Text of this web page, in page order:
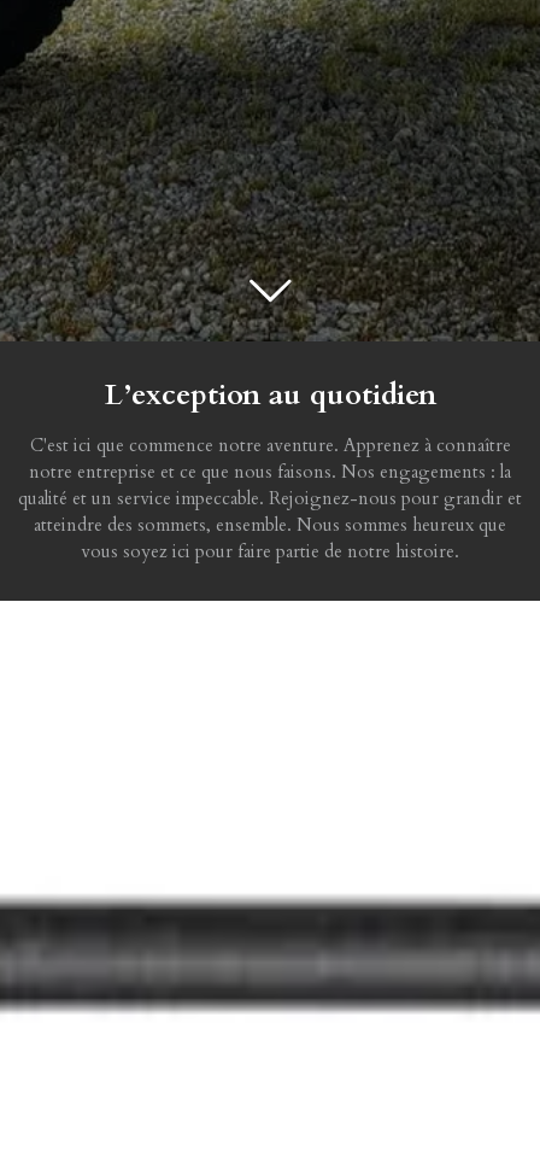
L’exception au quotidien
C'est ici que commence notre aventure. Apprenez à connaître
notre entreprise et ce que nous faisons. Nos engagements : la
qualité et un service impeccable. Rejoignez-nous pour grandir et
atteindre des sommets, ensemble. Nous sommes heureux que
vous soyez ici pour faire partie de notre histoire.